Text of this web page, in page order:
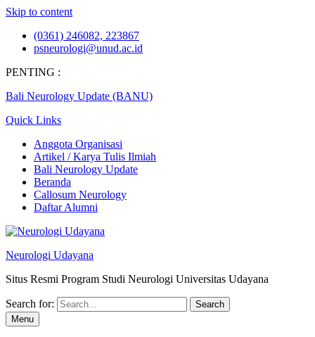
Skip to content
(0361) 246082, 223867
psneurologi@unud.ac.id
PENTING :
Bali Neurology Update (BANU)
Quick Links
Anggota Organisasi
Artikel / Karya Tulis Ilmiah
Bali Neurology Update
Beranda
Callosum Neurology
Daftar Alumni
Neurologi Udayana
Situs Resmi Program Studi Neurologi Universitas Udayana
Search for:
Menu